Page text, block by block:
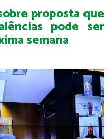
proposta que
pode ser
semana